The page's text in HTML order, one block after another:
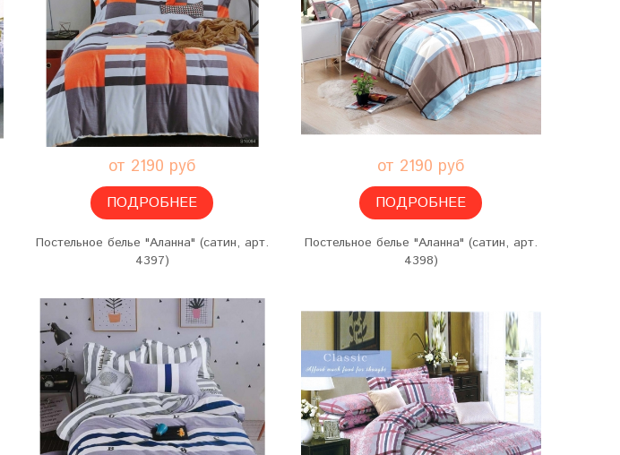
от 2190 руб
ПОДРОБНЕЕ
Постельное белье "Аланна" (сатин, арт.
4397)
от 2190 руб
ПОДРОБНЕЕ
Постельное белье "Аланна" (сатин, арт.
4398)